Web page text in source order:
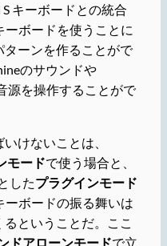
キーボードとの統合
ボードを使うことに
ターンを作ることがで
のサウンドや
源を操作することがで
けないことは、
モードで使う場合と、
したプラグインモード
ーボードの振る舞いは
ということだ。ここ
ドアローンモードで立